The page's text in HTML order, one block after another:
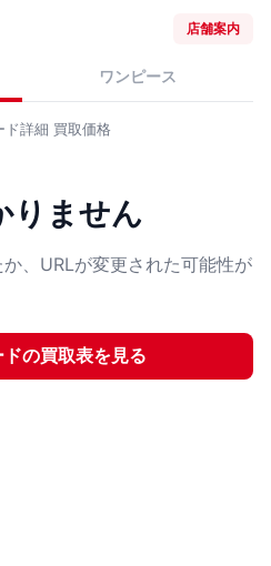
店舗案内
ワンピース
ド詳細 買取価格
りません
、URLが変更された可能性が
の買取表を見る